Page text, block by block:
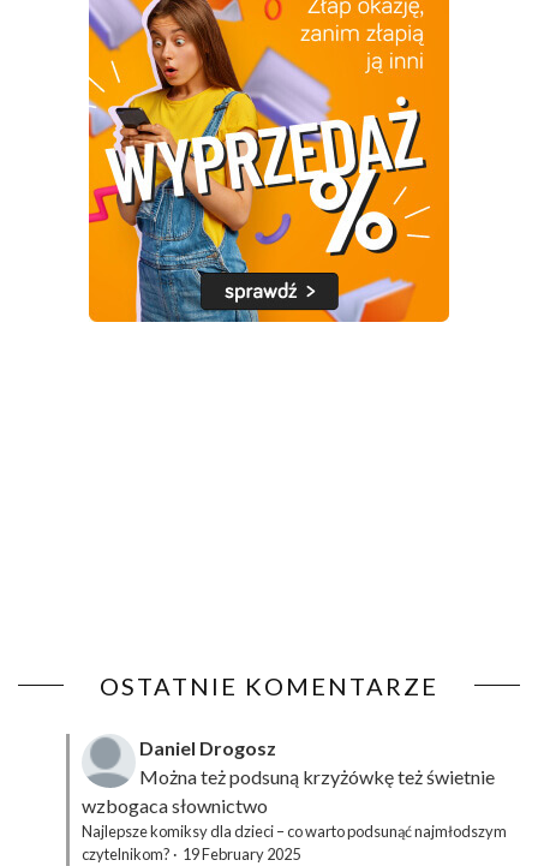
OSTATNIE KOMENTARZE
Daniel Drogosz
Można też podsuną krzyżówkęteż świetnie
wzbogaca słownictwo
Najlepsze komiksy dla dzieci – co warto podsunąć najmłodszym
czytelnikom? · 19 February 2025